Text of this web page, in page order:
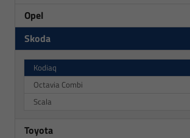
Opel
Skoda
Kodiaq
Octavia Combi
Scala
Toyota